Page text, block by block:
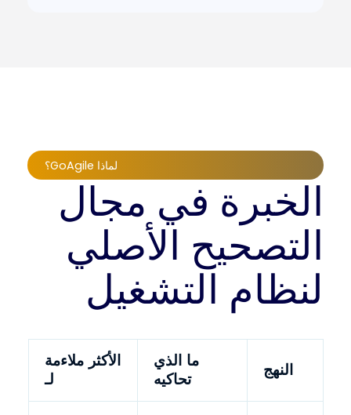
لماذا GoAgile؟
الخبرة في مجال
التصحيح الأصلي
لنظام التشغيل
النهج
ما الذي
تحاكيه
الأكثر ملاءمة
لـ